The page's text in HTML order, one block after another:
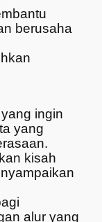
berusaha
ingin
yang
kisah
alur yang